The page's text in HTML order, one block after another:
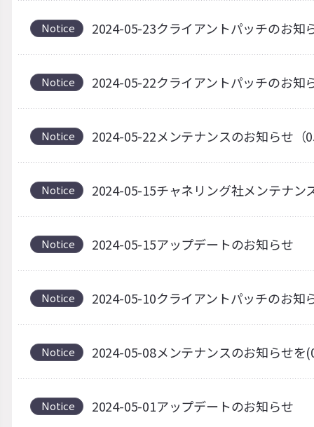
Notice 2024-05-23クライアントパッチのお知
Notice 2024-05-22クライアントパッチのお知
Notice 2024-05-22メンテナンスのお知らせ（
Notice 2024-05-15チャネリング社メンテナン
Notice 2024-05-15アップデートのお知らせ
Notice 2024-05-10クライアントパッチのお知
Notice 2024-05-08メンテナンスのお知らせを
Notice 2024-05-01アップデートのお知らせ